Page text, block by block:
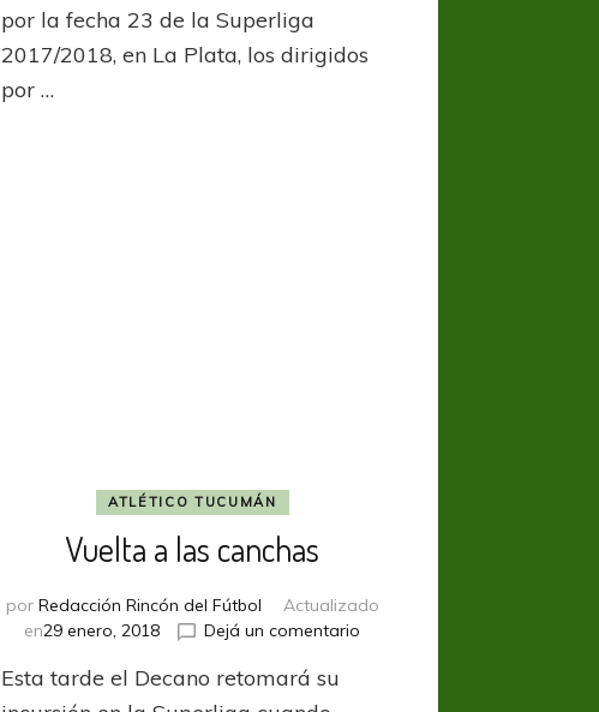
va
a
la
por la fecha 23 de la Superliga
2017/2018, en La Plata, los dirigidos
por …
ATLÉTICO TUCUMÁN
Vuelta a las canchas
por Redacción Rincón del Fútbol
Actualizado
en29 enero, 2018 Dejá un comentario
Esta tarde el Decano retomará su